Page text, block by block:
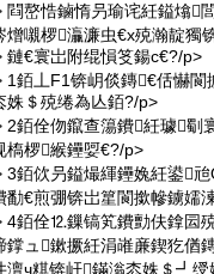
閰嶅悎鏀惰叧瑜诧紝鎰熻
熷嚫椤灜濂虫€х殑瀚靛獨
鏈€寰岀附绲愪笅鍚с€?/p>
1銆丄F1锛岄倓鏄€佸懗閬
姝＄殑绻為亾銆?/p>
2銆佺伆鑹查簜鐨紝璩劅
槗椤緱鑸娿€?/p>
3銆佽叧鎰熶緷鑸婏紝鍙
勫€煎弸锛岀篂閬撳幓鐪嬬
4銆佺⒓鏁镐笂鐨勯伕鎿囩
鐣ュ鏉撅紝涓嶉亷鍥犵
澶ч粸锛屽鏋滃枩姝＄┛